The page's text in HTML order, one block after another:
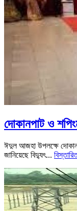
দোকানপাট ও
ঈদুল আজহা উপলক্ষে
জানিয়েছে বিদ্যুৎ...